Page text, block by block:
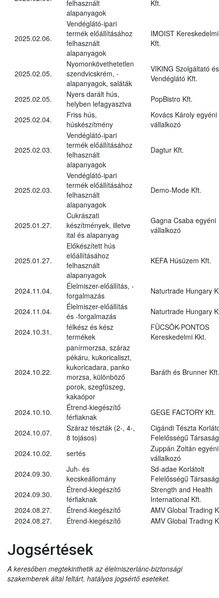
felhasznált
alapanyagok
Kft.
2025.02.06.
Vendéglátó-ipari
termék előállításához
felhasznált
alapanyagok
IMOIST Kereskedelmi
Kft.
2025.02.05.
Nyomonkövethetetlen
szendvicskrém, -
alapanyagok, saláták
VIKING Szolgáltató és
Vendéglátó Kft.
2025.02.05.
Nyers darált hús,
helyben lefagyasztva
PopBistro Kft.
2025.02.04.
Friss hús,
húskészítmény
Kovács Károly egyéni
vállalkozó
2025.02.03.
Vendéglátó-ipari
termék előállításához
felhasznált
alapanyagok
Dagtur Kft.
2025.02.03.
Vendéglátó-ipari
termék előállításához
felhasznált
alapanyagok
Demo-Mode Kft.
2025.01.27.
Cukrászati
készítmények, illetve
ital és alapanyag
Gagna Csaba egyéni
vállalkozó
2025.01.27.
Előkészített hús
előállításához
felhasznált
alapanyagok
KEFA Húsüzem Kft.
2024.11.04.
Élelmiszer-előállítás, -
forgalmazás
Naturtrade Hungary
2024.11.04.
Élelmiszer-előállítás
és -forgalmazás
Naturtrade Hungary
2024.10.31.
félkész és kész
termékek
FÜCSÖK-PONTOS
Kereskedelmi Kkt.
2024.10.22.
panírmorzsa, száraz
pékáru, kukoricaliszt,
kukoricadara, panko
morzsa, különböző
porok, szegfüszeg,
kakaópor
Baráth és Brunner Kft.
2024.10.10.
Étrend-kiegészítő
férfiaknak
GEGE FACTORY Kft.
2024.10.07.
Száraz tészták (2-, 4-,
8 tojásos)
Cigándi Tészta
Felelősségű Társaság
2024.10.02.
sertés
Zuppán Zoltán egyéni
vállalkozó
2024.09.30.
Juh- és
kecskeállomány
Sd-adae Korlátolt
Felelősségű Társaság
2024.09.30.
Étrend-kiegészítő
férfiaknak
Strength and Health
International Kft.
2024.08.27.
Étrend-kiegészítő
AMV Global Trading
2024.08.27.
Étrend-kiegészítő AMV Global Trading
Jogsértések
A keresőben megtekinthetik az élelmiszerlánc-biztonsági
szakemberek által feltárt, hatályos jogsértő eseteket.